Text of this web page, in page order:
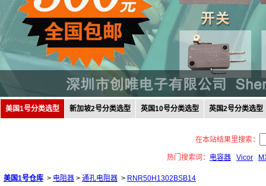
美国1号分类选型 新加坡2号分类选型 英国10号分类选型 英国2号分类选型
在本站结果里搜索：
热门搜索词： 电容器 Vicor
美国1号仓库 > 电阻器 > 通孔电阻器 > RNR50H1302BSB14